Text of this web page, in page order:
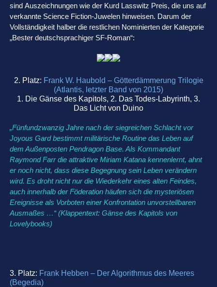
sind Auszeichnungen wie der Kurd Lasswitz Preis, die uns auf
verkannte Science Fiction-Juwelen hinweisen. Darum der
Vollständigkeit halber die restlichen Nominierten der Kategorie
„Bester deutschsprachiger SF-Roman“:
2. Platz: Frank W. Haubold – Götterdämmerung Trilogie
(Atlantis, letzter Band von 2015)
1. Die Gänse des Kapitols, 2. Das Todes-Labyrinth, 3.
Das Licht von Duino
„Fünfundzwanzig Jahre nach der siegreichen Schlacht vor
Joyous Gard bestimmt militärische Routine das Leben auf
dem Außenposten Pendragon Base. Als Kommandant
Raymond Farr die attraktive Miriam Katana kennenlernt, ahnt
er noch nicht, dass diese Begegnung sein Leben verändern
wird. Es droht nicht nur die Wiederkehr eines alten Feindes,
auch innerhalb der Föderation häufen sich die mysteriösen
Ereignisse als Vorboten einer Konfrontation unvorstellbaren
Ausmaßes …“ (Klappentext: Gänse des Kapitols von
Lovelybooks)
3. Platz: Frank Hebben – Der Algorithmus des Meeres
(Begedia)